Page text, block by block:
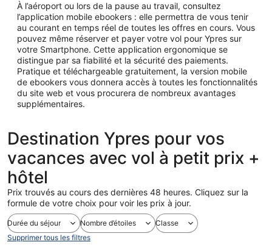
À l’aéroport ou lors de la pause au travail, consultez
l’application mobile ebookers : elle permettra de vous tenir
au courant en temps réel de toutes les offres en cours. Vous
pouvez même réserver et payer votre vol pour Ypres sur
votre Smartphone. Cette application ergonomique se
distingue par sa fiabilité et la sécurité des paiements.
Pratique et téléchargeable gratuitement, la version mobile
de ebookers vous donnera accès à toutes les fonctionnalités
du site web et vous procurera de nombreux avantages
supplémentaires.
Destination Ypres pour vos
vacances avec vol à petit prix +
hôtel
Prix trouvés au cours des dernières 48 heures. Cliquez sur la
formule de votre choix pour voir les prix à jour.
Durée du séjour Nombre d’étoiles
Classe
Supprimer tous les filtres